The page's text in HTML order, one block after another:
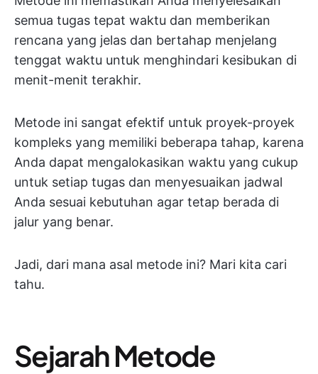
semua tugas tepat waktu dan memberikan
rencana yang jelas dan bertahap menjelang
tenggat waktu untuk menghindari kesibukan di
menit-menit terakhir.
Metode ini sangat efektif untuk proyek-proyek
kompleks yang memiliki beberapa tahap, karena
Anda dapat mengalokasikan waktu yang cukup
untuk setiap tugas dan menyesuaikan jadwal
Anda sesuai kebutuhan agar tetap berada di
jalur yang benar.
Jadi, dari mana asal metode ini? Mari kita cari
tahu.
Sejarah Metode